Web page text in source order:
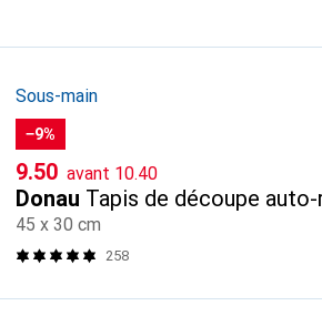
Sous-main
−9%
CHF
9.50 avant CHF
10.40
Donau Tapis de découpe
45 x 30 cm
258